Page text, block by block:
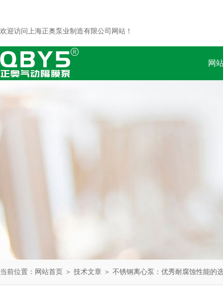
欢迎访问上海正奥泵业制造有限公司网站！
网
当前位置： 网站首页 ＞ 技术文章 ＞ 不锈钢离心泵：优秀耐腐蚀性能的